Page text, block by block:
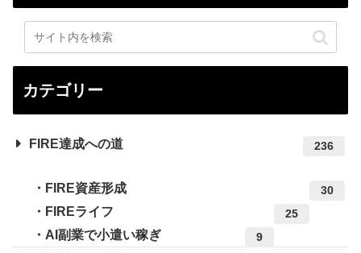
カテゴリー
FIRE達成への道 236
FIRE資産形成 30
FIREライフ 25
AI副業で小遣い稼ぎ 9